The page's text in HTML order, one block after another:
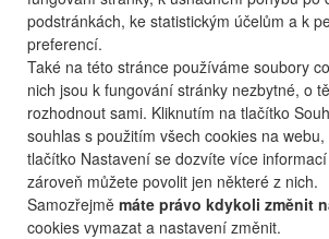
podstránkách, ke statistickým účelům a k
preferencí.
Také na této stránce používáme soubory
nich jsou k fungování stránky nezbytné, o
rozhodnout sami. Kliknutím na tlačítko
souhlas s použitím všech cookies na
tlačítko Nastavení se dozvíte více
zároveň můžete povolit jen některé z nich.
Samozřejmě máte právo kdykoli změnit
cookies vymazat a nastavení změnit.
Od nejoblíbenějšího Od nejlevnějšího
Od nejbližšího termínu
Probíhá vyhledávání